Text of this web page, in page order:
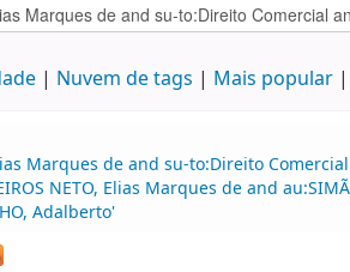
Nuvem de tags Mais popular
Marques de and su-to:Direito
NETO, Elias Marques de and
Adalberto'